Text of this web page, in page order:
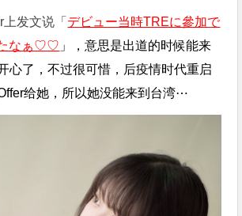
发文说「 デビュー当時TREに參加で
なぁ♡♡ 」，意思是出道的时候能来
心了，不过很可惜，后疫情时代重启
给她，所以她没能来到台湾⋯